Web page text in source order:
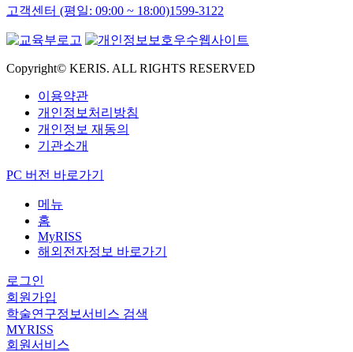
고객센터 (평일: 09:00 ~ 18:00)1599-3122
Copyright© KERIS. ALL RIGHTS RESERVED
이용약관
개인정보처리방침
개인정보 재동의
기관소개
PC 버전 바로가기
메뉴
홈
MyRISS
해외전자정보 바로가기
로그인
회원가입
학술연구정보서비스 검색
MYRISS
회원서비스